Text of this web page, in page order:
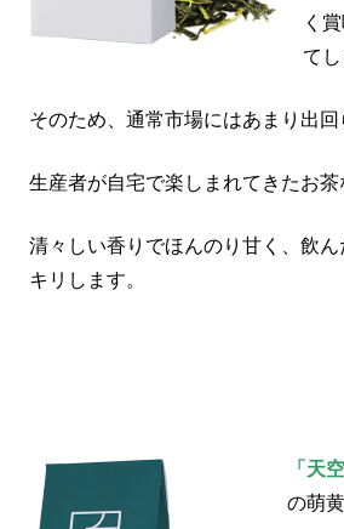
く
てし
そのため、通常市場にはあまり出回
生産者が自宅で楽しまれてきたお茶
清々しい香りでほんのり甘く、飲
キリします。
「天
の萌